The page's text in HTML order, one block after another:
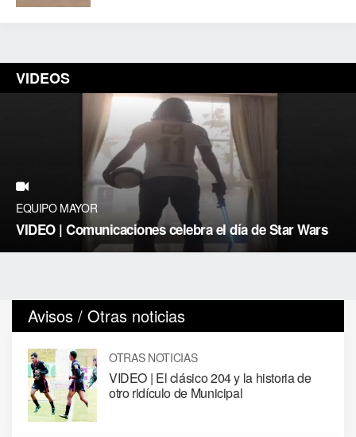
VIDEOS
EQUIPO MAYOR
VIDEO | Comunicaciones celebra el día de Star Wars
Avisos / Otras noticias
OTRAS NOTICIAS
VIDEO | El clásico 204 y la historia de
otro ridículo de Municipal